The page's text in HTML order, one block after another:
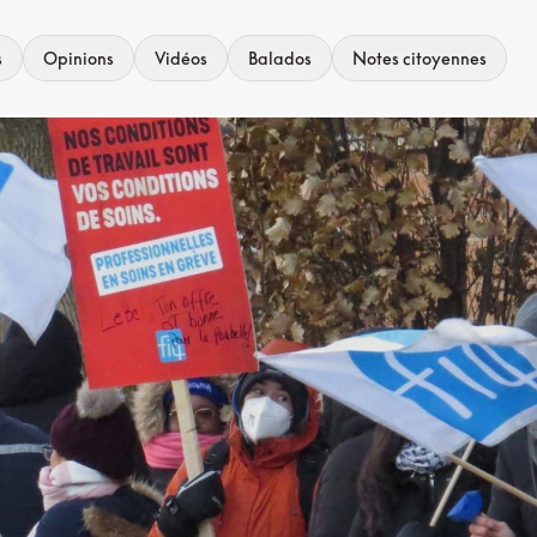
Opinions Vidéos Balados Notes citoyennes